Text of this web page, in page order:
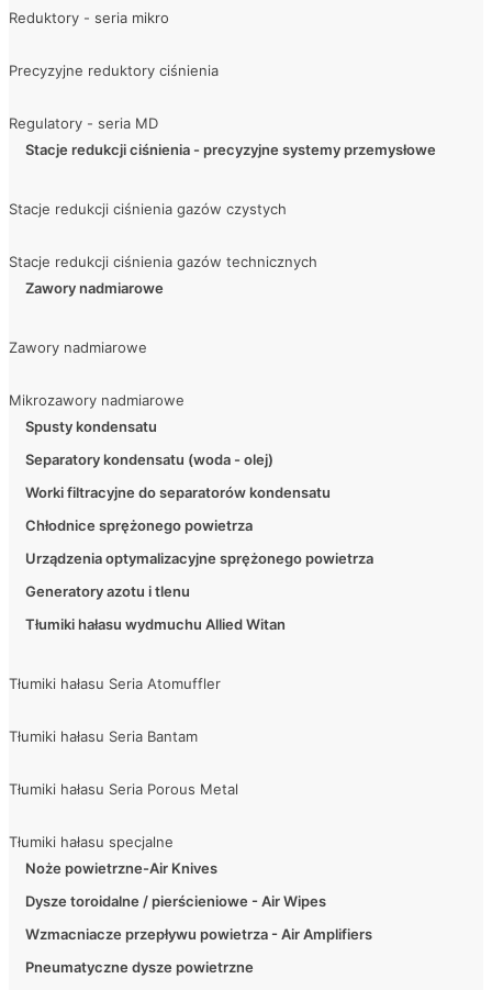
Reduktory - seria mikro
Precyzyjne reduktory ciśnienia
Regulatory - seria MD
Stacje redukcji ciśnienia - precyzyjne systemy przemysłowe
Stacje redukcji ciśnienia gazów czystych
Stacje redukcji ciśnienia gazów technicznych
Zawory nadmiarowe
Zawory nadmiarowe
Mikrozawory nadmiarowe
Spusty kondensatu
Separatory kondensatu (woda - olej)
Worki filtracyjne do separatorów kondensatu
Chłodnice sprężonego powietrza
Urządzenia optymalizacyjne sprężonego powietrza
Generatory azotu i tlenu
Tłumiki hałasu wydmuchu Allied Witan
Tłumiki hałasu Seria Atomuffler
Tłumiki hałasu Seria Bantam
Tłumiki hałasu Seria Porous Metal
Tłumiki hałasu specjalne
Noże powietrzne-Air Knives
Dysze toroidalne / pierścieniowe - Air Wipes
Wzmacniacze przepływu powietrza - Air Amplifiers
Pneumatyczne dysze powietrzne